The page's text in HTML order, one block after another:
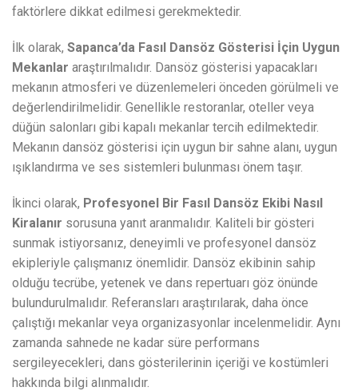
faktörlere dikkat edilmesi gerekmektedir.
İlk olarak, Sapanca’da Fasıl Dansöz Gösterisi İçin Uygun
Mekanlar araştırılmalıdır. Dansöz gösterisi yapacakları
mekanın atmosferi ve düzenlemeleri önceden görülmeli ve
değerlendirilmelidir. Genellikle restoranlar, oteller veya
düğün salonları gibi kapalı mekanlar tercih edilmektedir.
Mekanın dansöz gösterisi için uygun bir sahne alanı, uygun
ışıklandırma ve ses sistemleri bulunması önem taşır.
İkinci olarak, Profesyonel Bir Fasıl Dansöz Ekibi Nasıl
Kiralanır sorusuna yanıt aranmalıdır. Kaliteli bir gösteri
sunmak istiyorsanız, deneyimli ve profesyonel dansöz
ekipleriyle çalışmanız önemlidir. Dansöz ekibinin sahip
olduğu tecrübe, yetenek ve dans repertuarı göz önünde
bulundurulmalıdır. Referansları araştırılarak, daha önce
çalıştığı mekanlar veya organizasyonlar incelenmelidir. Aynı
zamanda sahnede ne kadar süre performans
sergileyecekleri, dans gösterilerinin içeriği ve kostümleri
hakkında bilgi alınmalıdır.